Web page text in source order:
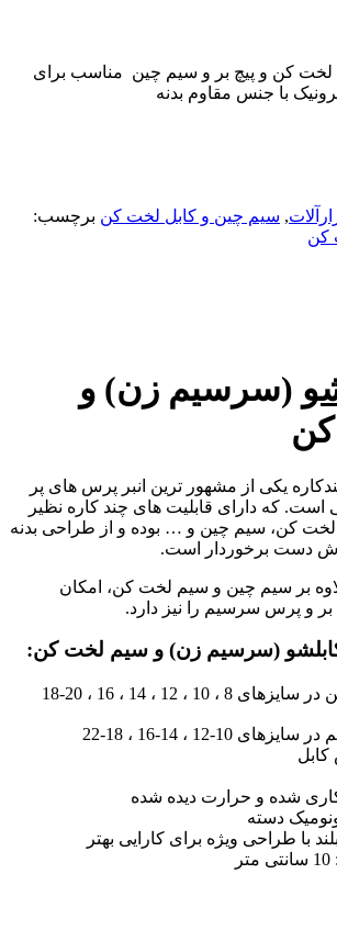
کن و پیچ بر و سیم چین مناسب برای
با جنس مقاوم بدنه
, سیم چین و کابل لخت کن برچسب:
کن
(سرسیم زن) و
یکی از مشهور ترین انبر پرس های پر
است. که دارای قابلیت های چند کاره نظیر
کن، سیم چین و … بوده و از طراحی بدنه
دست برخوردار است.
بر سیم چین و سیم لخت کن، امکان
بر و پرس سرسیم را نیز دارد.
(سرسیم زن) و سیم لخت کن:
سیم لخت کن در سایزهای 8 ، 10 ، 12 ، 14 ، 16 ، 20-18
10-12 ، 14-16 ، 18-22
شده و حرارت دیده شده
دسته
با طراحی ویژه برای کارایی بهتر